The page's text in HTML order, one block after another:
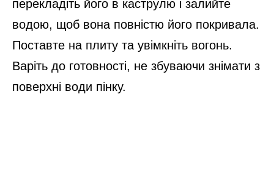
перекладіть його в каструлю і залийте
водою, щоб вона повністю його покривала.
Поставте на плиту та увімкніть вогонь.
Варіть до готовності, не збуваючи знімати з
поверхні води пінку.